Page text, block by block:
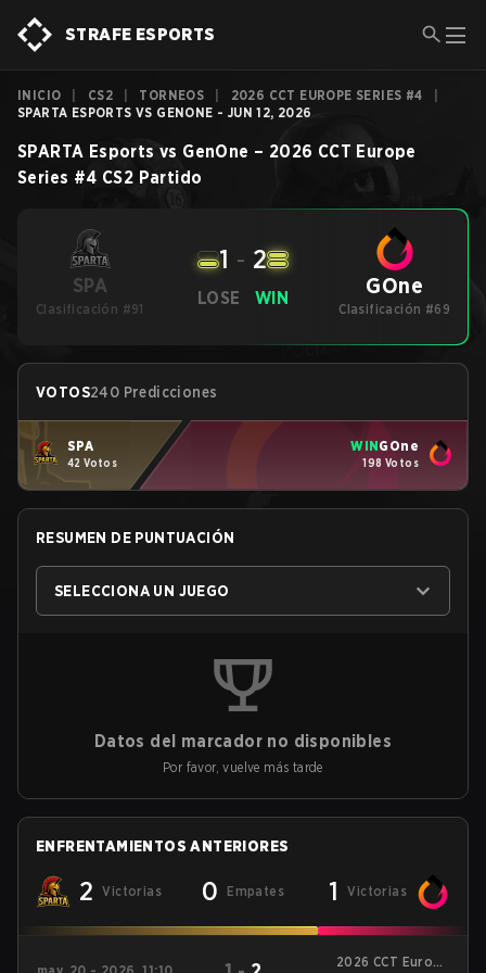
STRAFE ESPORTS
INICIO CS2 TORNEOS 2026 CCT EUROPE SERIES #4
SPARTA ESPORTS VS GENONE - JUN 12, 2026
SPARTA Esports vs GenOne – 2026 CCT Europe
Series #4 CS2 Partido
SPA
Clasificación #91
LOSE
1 - 2
WIN GOne
Clasificación #69
VOTOS240 Predicciones
SPA
42 Votos
WINGOne
198 Votos
RESUMEN DE PUNTUACIÓN
SELECCIONA UN JUEGO
Datos del marcador no disponibles
Por favor, vuelve más tarde
ENFRENTAMIENTOS ANTERIORES
2 Victorias 0 Empates 1 Victorias
2026 CCT Europe